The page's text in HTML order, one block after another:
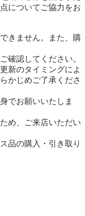
についてご協力をお
きません。また、購
確認してください。
新のタイミングによ
かじめご了承くださ
でお願いいたしま
め、ご来店いただい
品の購入・引き取り